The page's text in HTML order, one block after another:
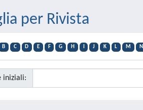
per Rivista
B C D E F G H J K L M N
iniziali: